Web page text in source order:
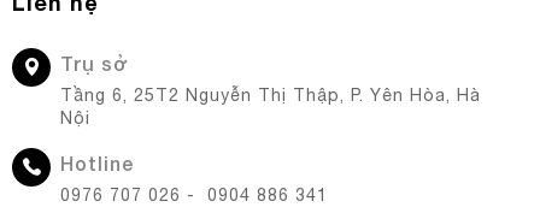
Trụ sở
Tầng 6, 25T2 Nguyễn Thị Thập, P. Yên Hòa, Hà
Nội
Hotline
0976 707 026 - 0904 886 341